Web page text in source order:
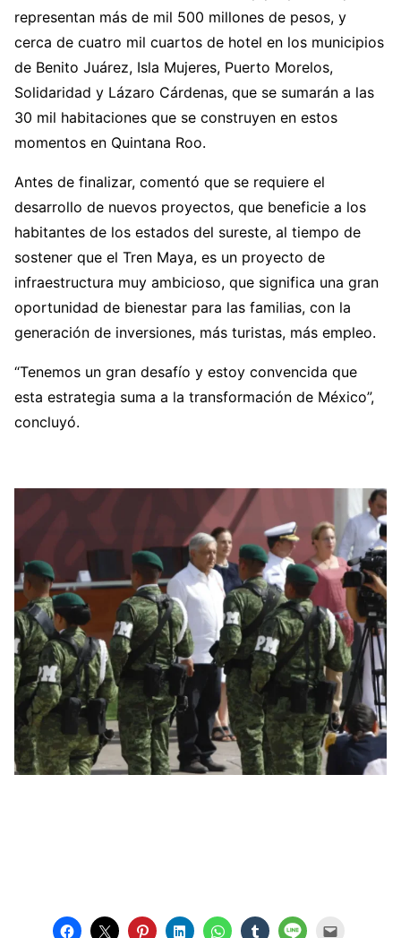
representan más de mil 500 millones de pesos, y
cerca de cuatro mil cuartos de hotel en los municipios
de Benito Juárez, Isla Mujeres, Puerto Morelos,
Solidaridad y Lázaro Cárdenas, que se sumarán a las
30 mil habitaciones que se construyen en estos
momentos en Quintana Roo.
Antes de finalizar, comentó que se requiere el
desarrollo de nuevos proyectos, que beneficie a los
habitantes de los estados del sureste, al tiempo de
sostener que el Tren Maya, es un proyecto de
infraestructura muy ambicioso, que significa una gran
oportunidad de bienestar para las familias, con la
generación de inversiones, más turistas, más empleo.
“Tenemos un gran desafío y estoy convencida que
esta estrategia suma a la transformación de México”,
concluyó.